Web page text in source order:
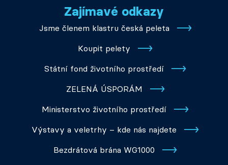
Zajímavé odkazy
Jsme členem klastru česká peleta
Koupit pelety
Státní fond životního prostředí
ZELENÁ ÚSPORÁM
Ministerstvo životního prostředí
Výstavy a veletrhy – kde nás najdete
Bezdrátová brána WG1000